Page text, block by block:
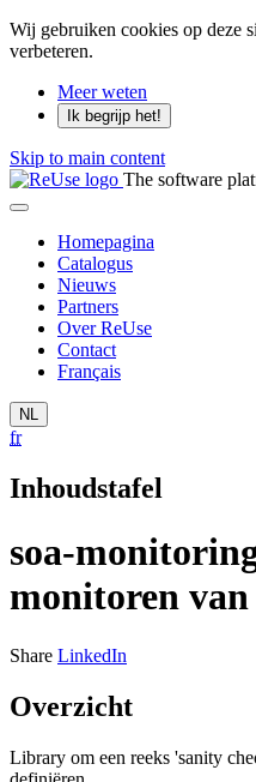
Wij gebruiken cookies op deze
verbeteren.
Meer weten
Ik begrijp het!
Skip to main content
The software
Homepagina
Catalogus
Nieuws
Partners
Over ReUse
Contact
Français
NL
fr
Inhoudstafel
soa-
monitoren van
Share LinkedIn
Overzicht
Library om een reeks 'sanity